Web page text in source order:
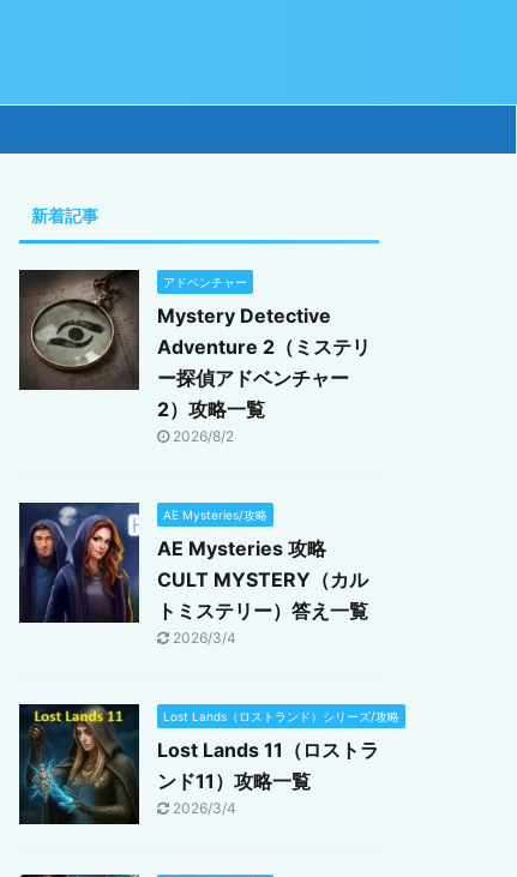
新着記事
アドベンチャー
Mystery Detective
Adventure 2（ミステリ
ー探偵アドベンチャー
2）攻略一覧
2026/8/2
AE Mysteries/攻略
AE Mysteries 攻略
CULT MYSTERY（カル
トミステリー）答え一覧
2026/3/4
Lost Lands（ロストランド）シリーズ/攻略
Lost Lands 11（ロストラ
ンド11）攻略一覧
2026/3/4